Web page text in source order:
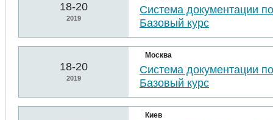
18-20
2019
Система документации
Базовый курс
18-20
2019
Москва
Система документации
Базовый курс
Киев